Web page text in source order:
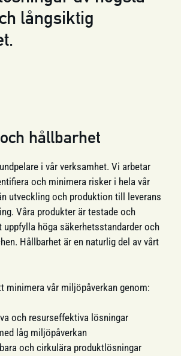
långsiktig
hållbarhet
i vår verksamhet. Vi arbetar
och minimera risker i hela vår
utveckling och produktion till leverans
Våra produkter är testade och
uppfylla höga säkerhetsstandarder och
Hållbarhet är en naturlig del av vårt
minimera vår miljöpåverkan genom:
och resurseffektiva lösningar
låg miljöpåverkan
och cirkulära produktlösningar